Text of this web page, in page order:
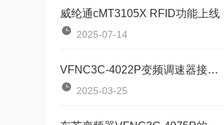
威纶通cMT3105X RFID功能上线
2025-07-14
VFNC3C-4022P变频调速器接线方式全解析
2025-03-25